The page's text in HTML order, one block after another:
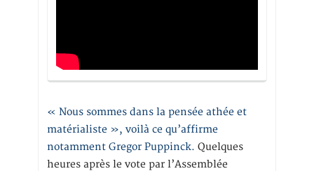
« Nous sommes dans la pensée athée et
matérialiste », voilà ce qu’affirme
notamment Gregor Puppinck. Quelques
heures après le vote par l’Assemblée